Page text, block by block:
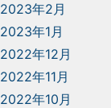
2023年2月
2023年1月
2022年12月
2022年11月
2022年10月